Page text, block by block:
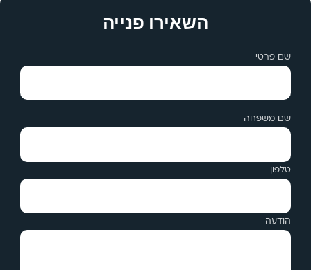
השאירו פנייה
שם פרטי
שם משפחה
טלפון
הודעה